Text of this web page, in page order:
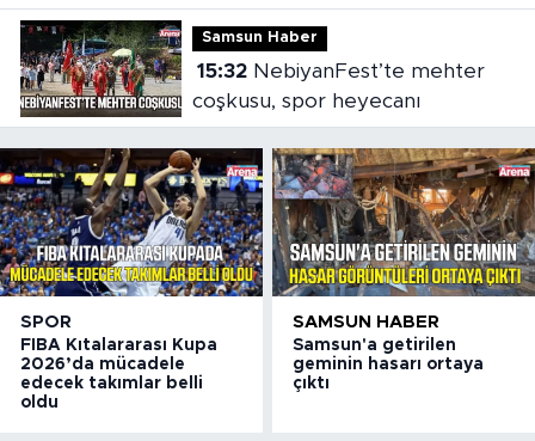
cezaevine gönderildi
Samsun Haber
15:32NebiyanFest’te mehter
coşkusu, spor heyecanı
SPOR
FIBA Kıtalararası Kupa
2026’da mücadele
edecek takımlar belli
oldu
SAMSUN HABER
Samsun'a getirilen
geminin hasarı ortaya
çıktı